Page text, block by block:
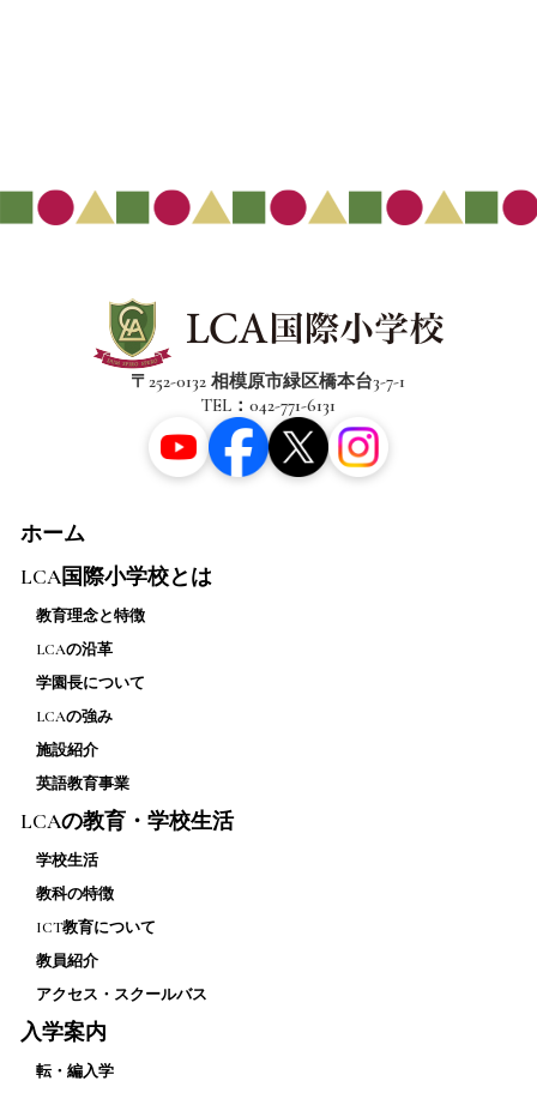
〒252-0132 相模原市緑区橋本台3-7-1
TEL：042-771-6131
ホーム
LCA国際小学校とは
教育理念と特徴
LCAの沿革
学園長について
LCAの強み
施設紹介
英語教育事業
LCAの教育・学校生活
学校生活
教科の特徴
ICT教育について
教員紹介
アクセス・スクールバス
入学案内
転・編入学